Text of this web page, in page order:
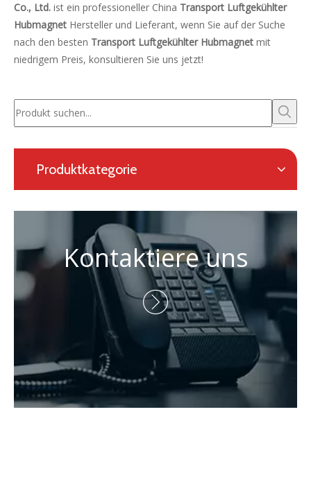
Co., Ltd. ist ein professioneller China Transport Luftgekühlter
Hubmagnet Hersteller und Lieferant, wenn Sie auf der Suche
nach den besten Transport Luftgekühlter Hubmagnet mit
niedrigem Preis, konsultieren Sie uns jetzt!
Produktkategorie
Kontaktiere uns
